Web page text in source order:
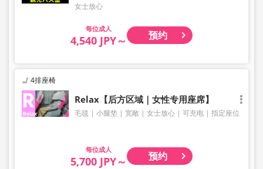
女士放心
成人
4,540 JPY～ 预约
4排座椅
Relax【后方区域｜女性专用座席】
毛毯 小腿垫 宽敞 女士放心 可充电 指定座位
成人
5,700 JPY～ 预约